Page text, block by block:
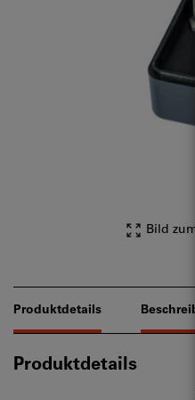
Bild
Produktdetails
Produktdetails